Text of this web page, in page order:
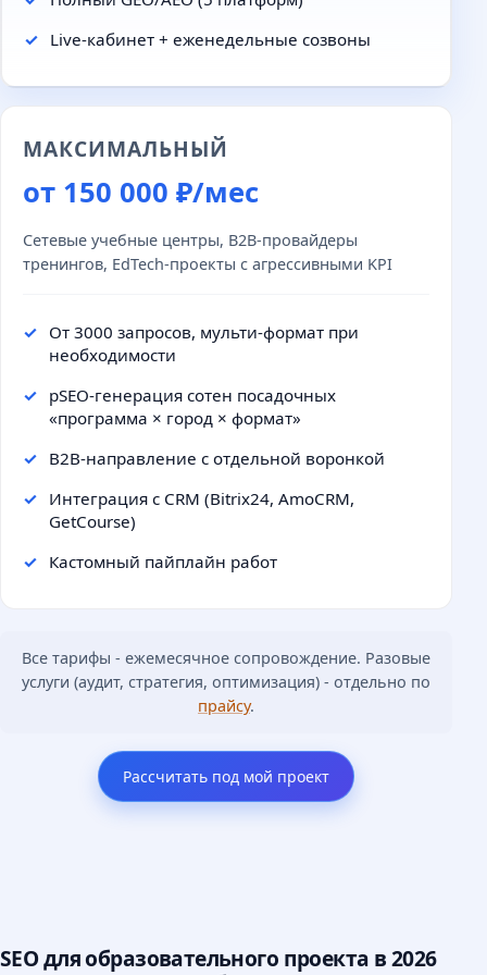
Live-кабинет + еженедельные созвоны
МАКСИМАЛЬНЫЙ
от 150 000 ₽/мес
Сетевые учебные центры, B2B-провайдеры
тренингов, EdTech-проекты с агрессивными KPI
От 3000 запросов, мульти-формат при
необходимости
pSEO-генерация сотен посадочных
«программа × город × формат»
B2B-направление с отдельной воронкой
Интеграция с CRM (Bitrix24, AmoCRM,
GetCourse)
Кастомный пайплайн работ
Все тарифы - ежемесячное сопровождение. Разовые
услуги (аудит, стратегия, оптимизация) - отдельно по
прайсу.
Рассчитать под мой проект
SEO для образовательного проекта в 2026